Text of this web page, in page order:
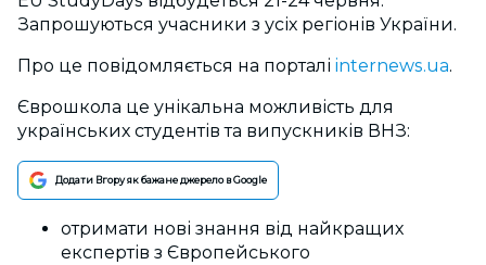
Запрошуються учасники з усіх регіонів України.
Про це повідомляється на порталі internews.ua.
Єврошкола це унікальна можливість для
українських студентів та випускників ВНЗ:
Додати Вгору як бажане джерело в Google
отримати нові знання від найкращих
експертів з Європейського